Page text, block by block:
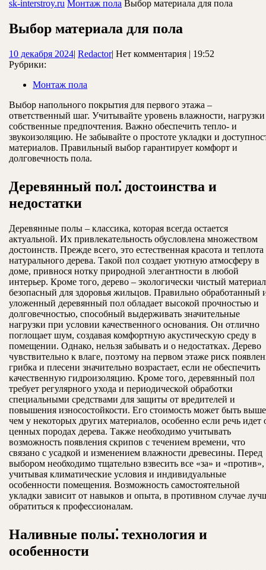
sk-interstroy.ru Монтаж пола Выбор материала для пола
Выбор материала для пола
10 декабря 202410
| RedactorRedactor
| Нет комментария | 19:52
Рубрики:
Монтаж пола
Выбор напольного покрытия для первого этажа –
ответственный шаг. Учитывайте уровень влажности,
собственные предпочтения. Важно обеспечить тепло- и
звукоизоляцию. Не забывайте о простоте укладки и
материалов. Правильный выбор гарантирует комфорт и
долговечность пола.
Деревянный пол⁚ достоинства и
недостатки
Деревянные полы – классика, которая всегда остается
актуальной. Их привлекательность обусловлена множеством
достоинств. Прежде всего, это естественная красота и теплота
натурального дерева. Такой пол создает уютную атмосферу в
доме, привнося нотку природной элегантности в любой
интерьер. Кроме того, дерево – экологически чистый
безопасный для здоровья жильцов. Правильно обработанный
уложенный деревянный пол обладает высокой прочностью и
долговечностью, способный выдерживать значительные
нагрузки при условии качественного основания. Он отлично
поглощает шум, создавая комфортную акустическую среду в
помещении. Однако, нельзя забывать и о недостатках. Дерево
чувствительно к влаге, поэтому на первом этаже риск
грибка и плесени значительно возрастает, если не обеспечить
качественную гидроизоляцию. Кроме того, деревянный пол
требует регулярного ухода и периодической обработки
специальными средствами для защиты от вредителей и
повышения износостойкости. Его стоимость может быть
чем у некоторых других материалов, особенно если речь идет
ценных породах дерева. Также необходимо учитывать
возможность появления скрипов с течением времени, что
связано с усадкой и изменением влажности древесины. Перед
выбором необходимо тщательно взвесить все «за» и «против»,
учитывая климатические условия и индивидуальные
особенности помещения. Возможность самостоятельной
укладки зависит от навыков и опыта, в противном случае
обратиться к профессионалам.
Наливные полы⁚ технология и
особенности